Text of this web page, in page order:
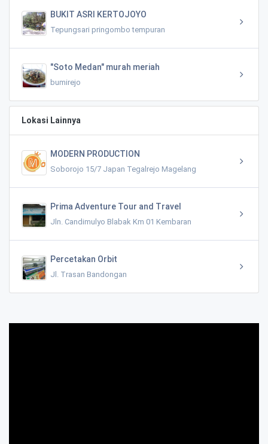
BUKIT ASRI KERTOJOYO
Tepungsari pringombo tempuran
"Soto Medan" murah meriah
bumirejo
Lokasi Lainnya
MODERN PRODUCTION
Soborojo 15/7 Japan Tegalrejo Magelang
Prima Adventure Tour and Travel
Jln. Candimulyo Blabak Km 01 Kembaran
Percetakan Orbit
Jl. Trasan Bandongan